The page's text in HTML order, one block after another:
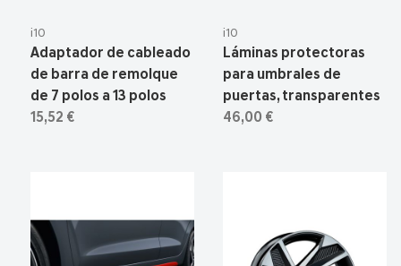
i10
Adaptador de cableado
de barra de remolque
de 7 polos a 13 polos
15,52 €
i10
Láminas protectoras
para umbrales de
puertas, transparentes
46,00 €